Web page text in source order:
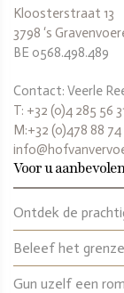
Kloosterstraat 13
3798 ‘s
BE 0568.498.489
Contact: Veerle
T: +32 (0)4 285 56
M:+32 (0)478 88 74
Voor u
Ontdek de
Beleef het
Gun uzelf een